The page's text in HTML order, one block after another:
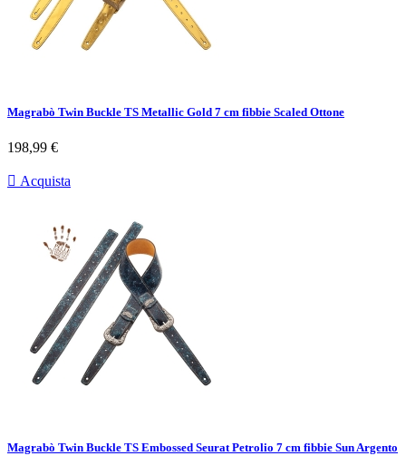
Magrabò Twin Buckle TS Metallic Gold 7 cm fibbie Scaled Ottone
Prezzo
198,99 €
 Acquista
Magrabò Twin Buckle TS Embossed Seurat Petrolio 7 cm fibbie Sun Argento